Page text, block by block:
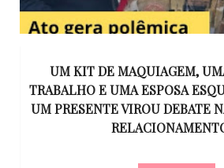
UM KIT DE MAQUIAGEM,
TRABALHO E UMA ESPOSA
UM PRESENTE VIROU DEBATE